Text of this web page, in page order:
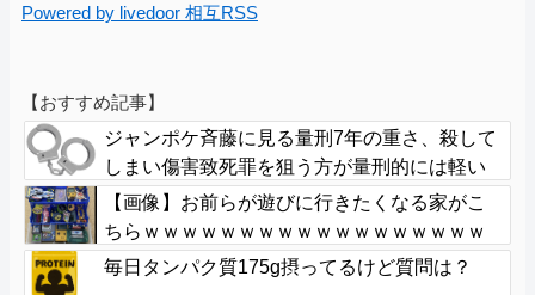
Powered by livedoor 相互RSS
【おすすめ記事】
ジャンポケ斉藤に見る量刑7年の重さ、殺して
しまい傷害致死罪を狙う方が量刑的には軽い
と話題
【画像】お前らが遊びに行きたくなる家がこ
ちらｗｗｗｗｗｗｗｗｗｗｗｗｗｗｗｗｗｗ
ｗｗｗｗｗｗｗｗｗｗｗｗｗｗ
毎日タンパク質175g摂ってるけど質問は？